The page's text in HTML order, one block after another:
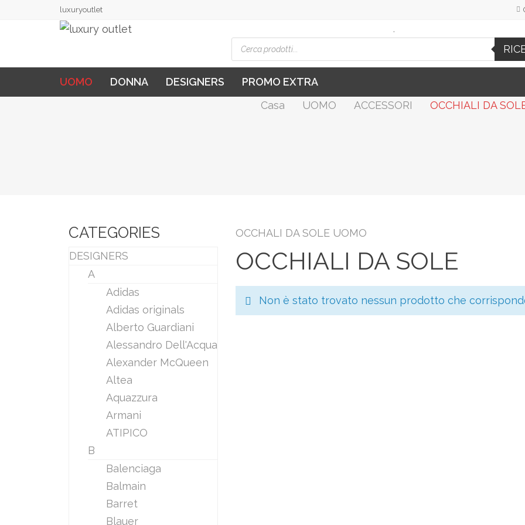
luxuryoutlet
.
Products
search
UOMO DONNA DESIGNERS PROMO EXTRA
Casa
UOMO ACCESSORI OCCHIALI DA
CATEGORIES
DESIGNERS
A
Adidas
Adidas originals
Alberto Guardiani
Alessandro Dell'Acqua
Alexander McQueen
Altea
Aquazzura
Armani
ATIPICO
B
Balenciaga
Balmain
Barret
Blauer
OCCHALI DA SOLE UOMO
OCCHIALI DA SOLE
Non è stato trovato nessun prodotto che